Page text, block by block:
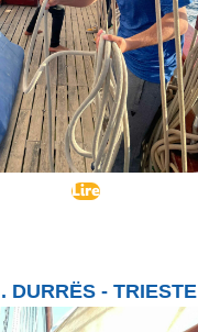
Lire
DURRËS - TRIESTE